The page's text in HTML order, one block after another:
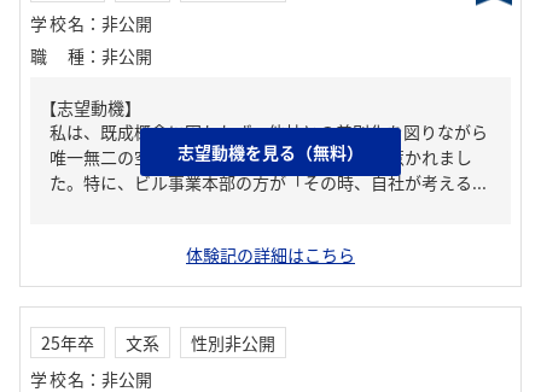
学校名 ： 非公開
職種 ： 非公開
【志望動機】
私は、既成概念に囚われず、他社との差別化を図りながら
唯一無二の空間を創り出す貴社の姿勢に強く惹かれまし
た。特に、ビル事業本部の方が「その時、自社が考える...
体験記の詳細はこちら
志望動機を見る（無料）
25年卒 文系
性別非公開
学校名 ： 非公開